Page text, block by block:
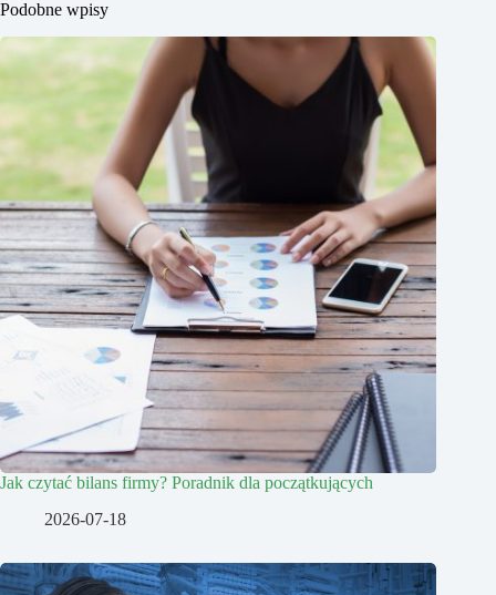
Podobne wpisy
Jak czytać bilans firmy? Poradnik dla początkujących
2026-07-18